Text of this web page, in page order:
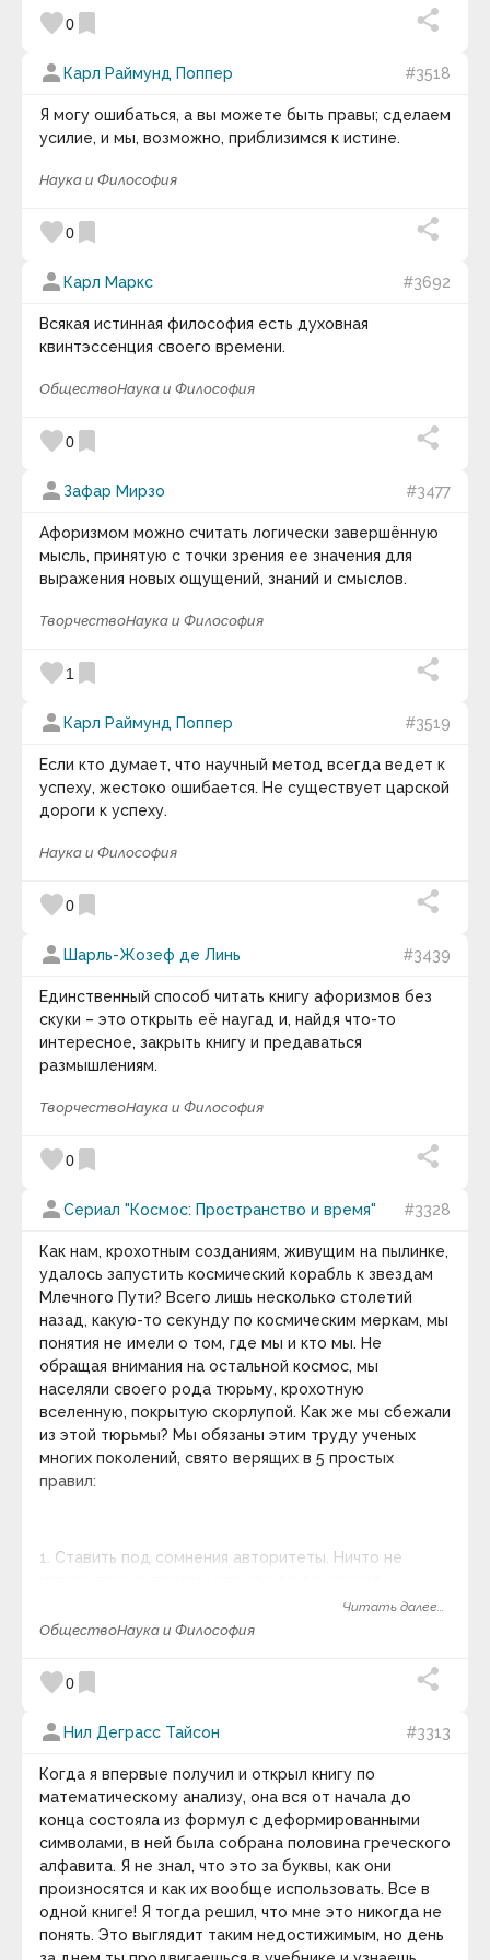
favorite0 bookmark
person Карл Раймунд Поппер #3518
Я могу ошибаться, а вы можете быть правы; сделаем
усилие, и мы, возможно, приблизимся к истине.
Наука и Философия
favorite0 bookmark
person Карл Маркс #3692
Всякая истинная философия есть духовная
квинтэссенция своего времени.
ОбществоНаука и Философия
favorite0 bookmark
person Зафар Мирзо #3477
Афоризмом можно считать логически завершённую
мысль, принятую с точки зрения ее значения для
выражения новых ощущений, знаний и смыслов.
ТворчествоНаука и Философия
favorite1 bookmark
person Карл Раймунд Поппер #3519
Если кто думает, что научный метод всегда ведет к
успеху, жестоко ошибается. Не существует царской
дороги к успеху.
Наука и Философия
favorite0 bookmark
person Шарль-Жозеф де Линь #3439
Единственный способ читать книгу афоризмов без
скуки – это открыть её наугад и, найдя что-то
интересное, закрыть книгу и предаваться
размышлениям.
ТворчествоНаука и Философия
favorite0 bookmark
personСериал "Космос: Пространство и время" #3328
Как нам, крохотным созданиям, живущим на пылинке,
удалось запустить космический корабль к звездам
Млечного Пути? Всего лишь несколько столетий
назад, какую-то секунду по космическим меркам, мы
понятия не имели о том, где мы и кто мы. Не
обращая внимания на остальной космос, мы
населяли своего рода тюрьму, крохотную
вселенную, покрытую скорлупой. Как же мы сбежали
из этой тюрьмы? Мы обязаны этим труду ученых
многих поколений, свято верящих в 5 простых
правил:
1. Ставить под сомнения авторитеты. Ничто не
2. Надо задаваться вопросами и не верить во что-
притворяется в реальность.
3. Проверять гипотезы, ища её доказательства в
гипотеза не проходит проверку, значит она не
верна. Смирись и двигайся дальше.
4. Следуй за доказательствами, куда бы они тебя не
вели. Если у тебя нет доказательств, то отложи
вердикт.
5. И, вероятно, самое важное правило – помни, ты
можешь ошибаться. Даже величайшие ученые
Читать далее...
ОбществоНаука и Философия
favorite0 bookmark
person Нил Деграсс Тайсон #3313
Когда я впервые получил и открыл книгу по
математическому анализу, она вся от начала до
конца состояла из формул с деформированными
символами, в ней была собрана половина греческого
алфавита. Я не знал, что это за буквы, как они
произносятся и как их вообще использовать. Все в
одной книге! Я тогда решил, что мне это никогда не
понять. Это выглядит таким недостижимым, но день